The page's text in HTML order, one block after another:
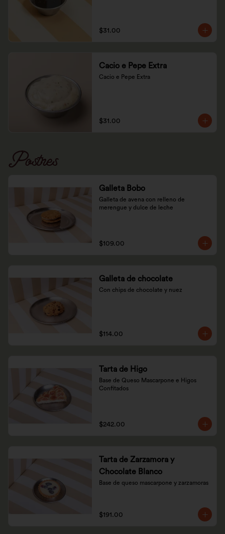
$31.00
Cacio e Pepe Extra
Cacio e Pepe Extra
$31.00
Postres
Galleta Bobo
Galleta de avena con relleno de
merengue y dulce de leche
$109.00
Galleta de chocolate
Con chips de chocolate y nuez
$114.00
Tarta de Higo
Base de Queso Mascarpone e Higos
Confitados
$242.00
Tarta de Zarzamora y
Chocolate Blanco
Base de queso mascarpone y zarzamoras
$191.00